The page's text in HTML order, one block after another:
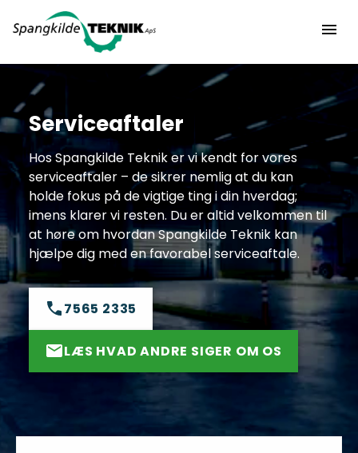
Serviceaftaler
Hos Spangkilde Teknik er vi kendt for vores
serviceaftaler – de sikrer nemlig at du kan
holde fokus på de vigtige ting i din hverdag;
imens klarer vi resten. Du er altid velkommen til
at høre om hvordan Spangkilde Teknik kan
hjælpe dig med en favorabel serviceaftale.
7565 2335
LÆS HVAD ANDRE SIGER OM OS